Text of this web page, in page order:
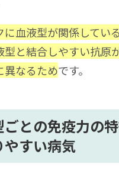
に血液型が関係してい
型と結合しやすい抗原
異なるためです。
との免疫力の
やすい病気